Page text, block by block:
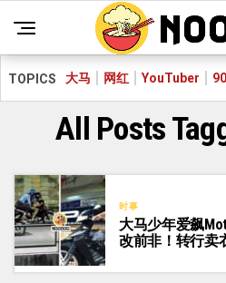
TOPICS 大马 网红 YouTuber
All Posts
时事
大马少年爱飙
改前非！转行卖